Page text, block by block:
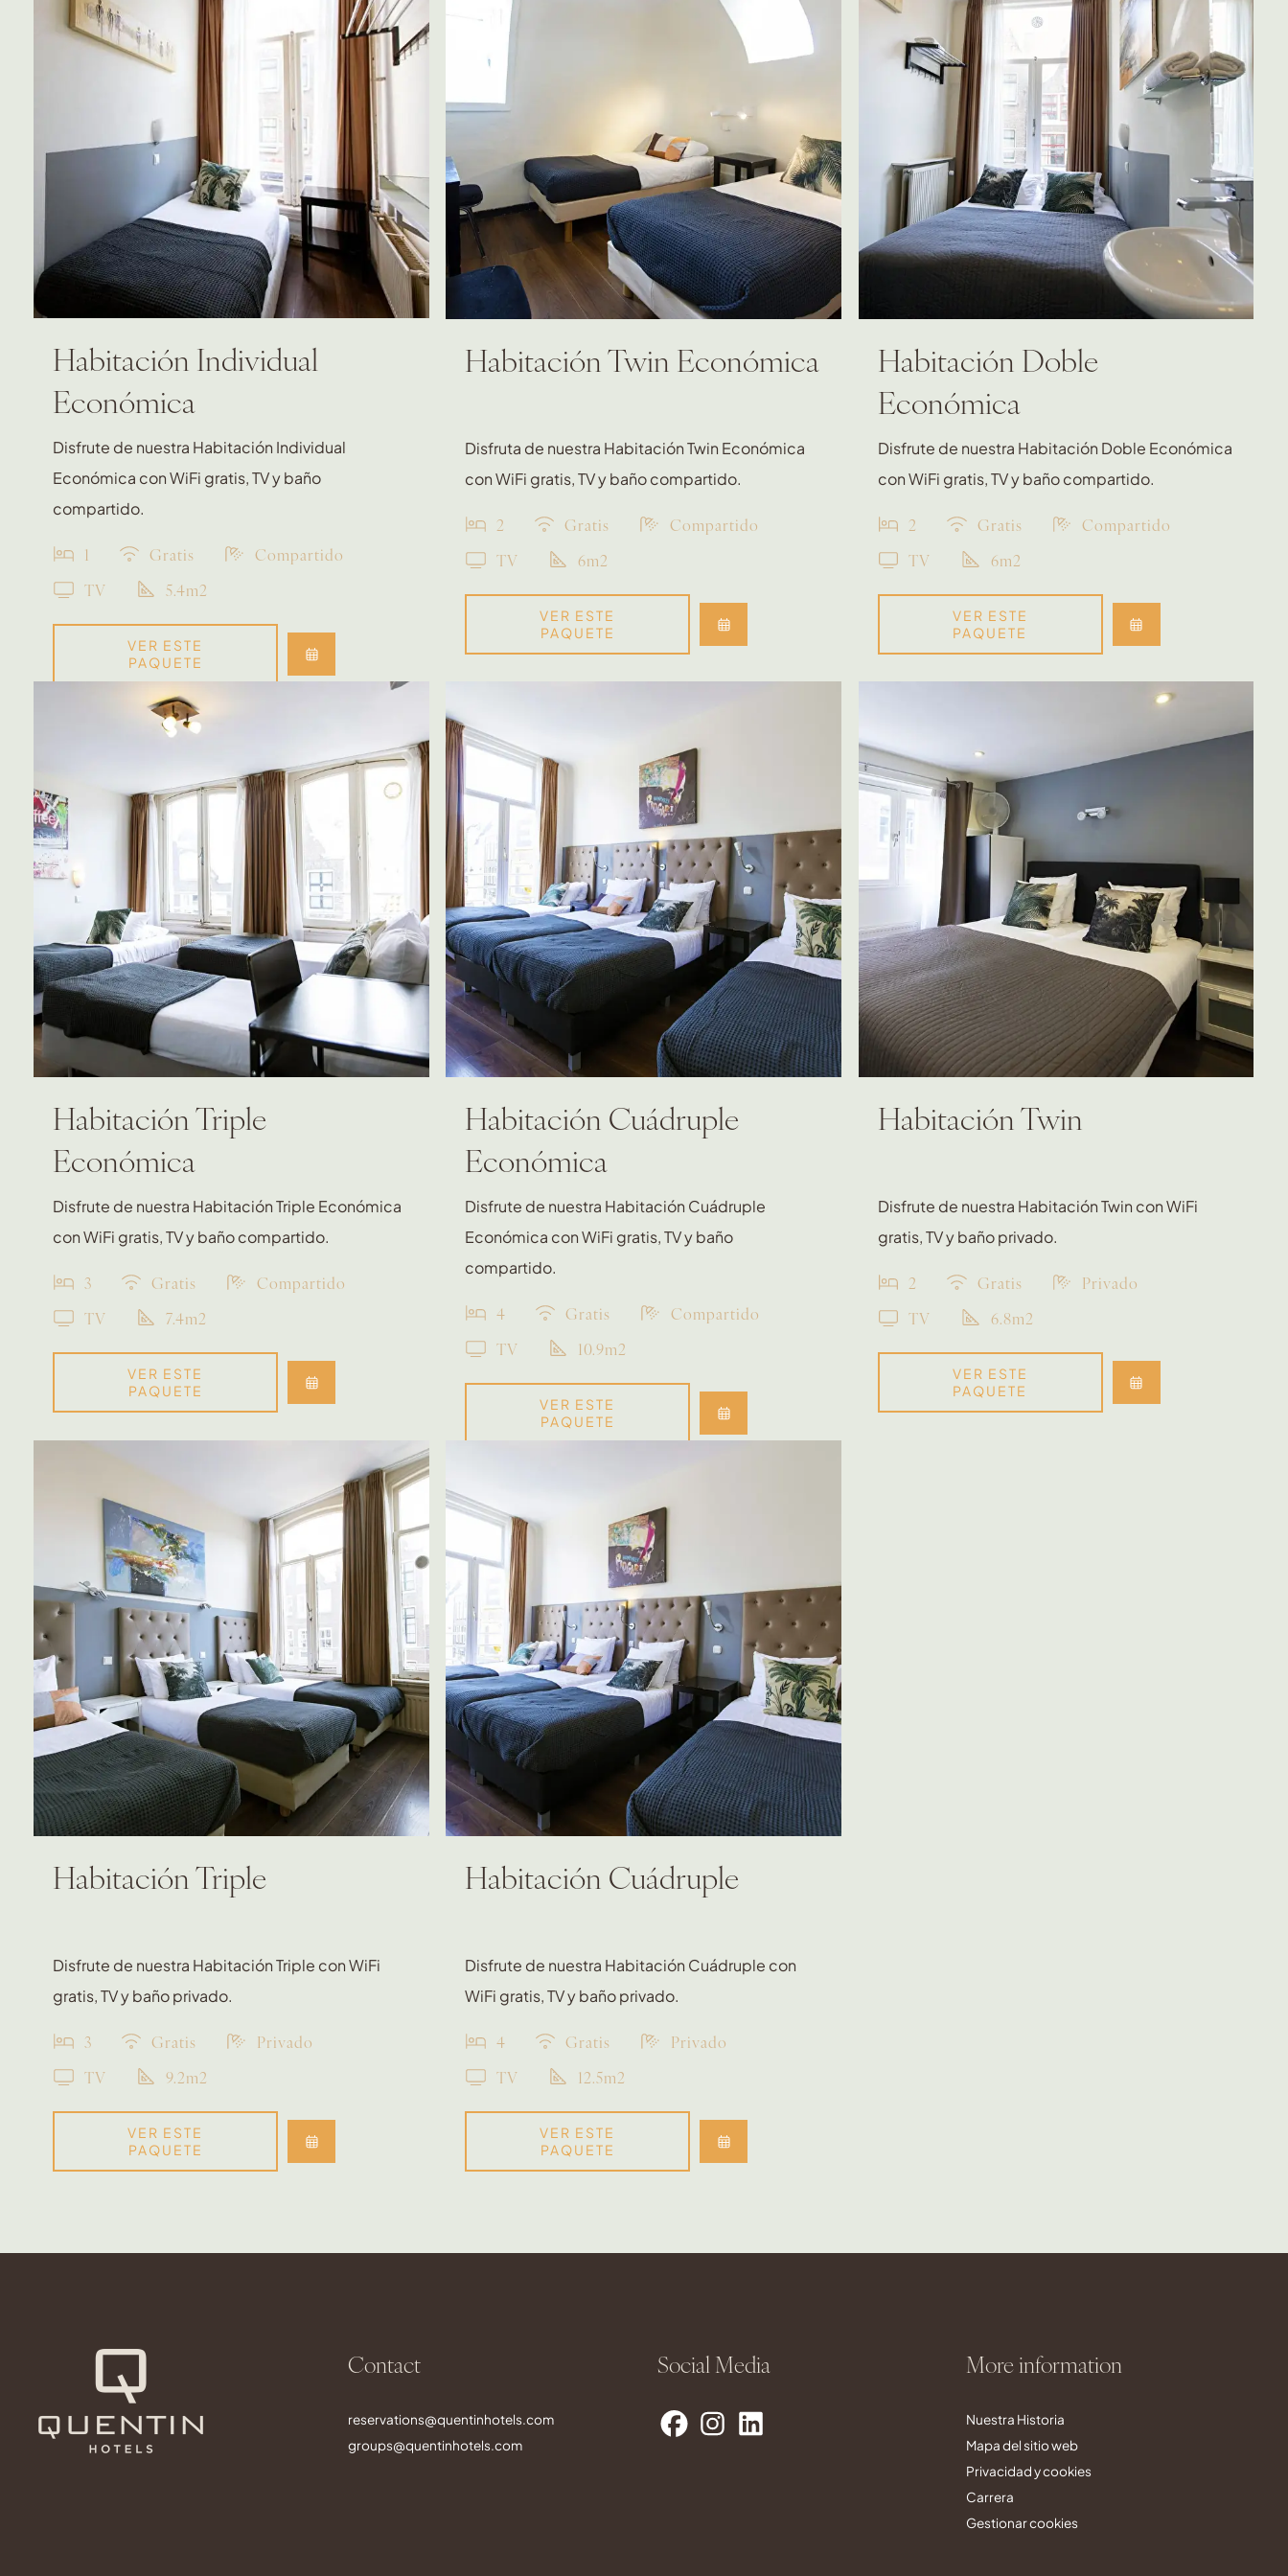
Habitación Individual
Económica
Disfrute de nuestra Habitación Individual
Económica con WiFi gratis, TV y baño
compartido.
1 Gratis
Compartido
TV
5.4m2
VER ESTE
PAQUETE
Habitación Twin Económica
Disfruta de nuestra Habitación Twin Económica
con WiFi gratis, TV y baño compartido.
2 Gratis
Compartido
TV
6m2
VER ESTE
PAQUETE
Habitación Doble
Económica
Disfrute de nuestra Habitación Doble Económica
con WiFi gratis, TV y baño compartido.
2 Gratis
Compartido
TV
6m2
VER ESTE
PAQUETE
Habitación Triple
Económica
Disfrute de nuestra Habitación Triple Económica
con WiFi gratis, TV y baño compartido.
3 Gratis
Compartido
TV
7.4m2
VER ESTE
PAQUETE
Habitación Cuádruple
Económica
Disfrute de nuestra Habitación Cuádruple
Económica con WiFi gratis, TV y baño
compartido.
4 Gratis
Compartido
TV
10.9m2
VER ESTE
PAQUETE
Habitación Twin
Disfrute de nuestra Habitación Twin con WiFi
gratis, TV y baño privado.
2 Gratis
Privado
TV
6.8m2
VER ESTE
PAQUETE
Habitación Triple
Disfrute de nuestra Habitación Triple con WiFi
gratis, TV y baño privado.
3 Gratis
Privado
TV
9.2m2
VER ESTE
PAQUETE
Habitación Cuádruple
Disfrute de nuestra Habitación Cuádruple con
WiFi gratis, TV y baño privado.
4 Gratis
Privado
TV
12.5m2
VER ESTE
PAQUETE
Contact
reservations@quentinhotels.com
groups@quentinhotels.com
Social Media More information
Nuestra Historia
Mapa del sitio web
Privacidad y cookies
Carrera
Gestionar cookies